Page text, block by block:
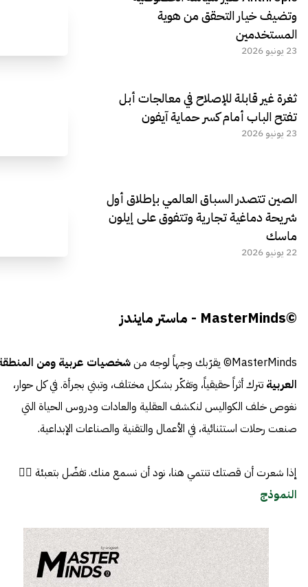
وتضيف خيار التحقق من هوية
المستخدمين
23 يونيو 2026
ثغرة غير قابلة للإصلاح في معالجات أبل
تفتح الباب أمام كسر حماية آيفون
23 يونيو 2026
الصين تتصدر السباق العالمي بإطلاق أول
شريحة دماغية تجارية وتتفوق على إيلون
ماسك
22 يونيو 2026
©MasterMinds - ماستر مايندز
MasterMinds© يقرّبك وجهاً لوجه من
شخصيات عربية ومن
العربية تترك أثراً حقيقياً، وتفكّر بشكل مختلف، وتبني بجرأة. في كل حوار،
نغوص خلف الكواليس لنكشف العقلية والعادات ودروس الحياة التي
صنعت رحلات استثنائية، في الأعمال والتقنية والصناعات الإبداعية.
إذا شعرت أن قصتك تنتمي هنا، نود أن نسمع منك. تفضّل بتعبئة 👈🏼
النموذج